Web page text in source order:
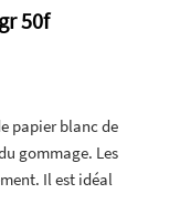
50f
papier blanc de
gommage. Les
Il est idéal